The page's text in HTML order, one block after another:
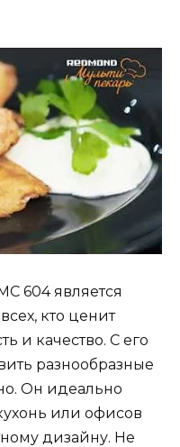
604 является
кто ценит
и качество. С его
разнообразные
Он идеально
или офисов
дизайну. Не